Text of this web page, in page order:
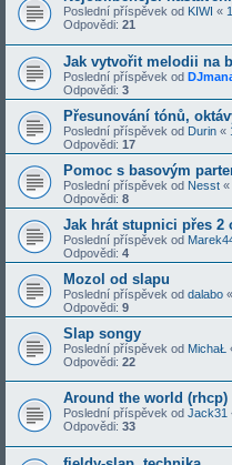
Poslední příspěvek od KIWI «
Odpovědi: 21
Jak vytvořit melodii na
Poslední příspěvek od
Odpovědi: 3
Přesunování tónů,
Poslední příspěvek od Durin «
Odpovědi: 17
Pomoc s basovým
Poslední příspěvek od Nesst «
Odpovědi: 8
Jak hrát stupnici přes 2
Poslední příspěvek od
Odpovědi: 4
Mozol od slapu
Poslední příspěvek od dalabo «
Odpovědi: 9
Slap songy
Poslední příspěvek od MichaŁ
Odpovědi: 22
Around the world (rhcp)
Poslední příspěvek od Jack31
Odpovědi: 33